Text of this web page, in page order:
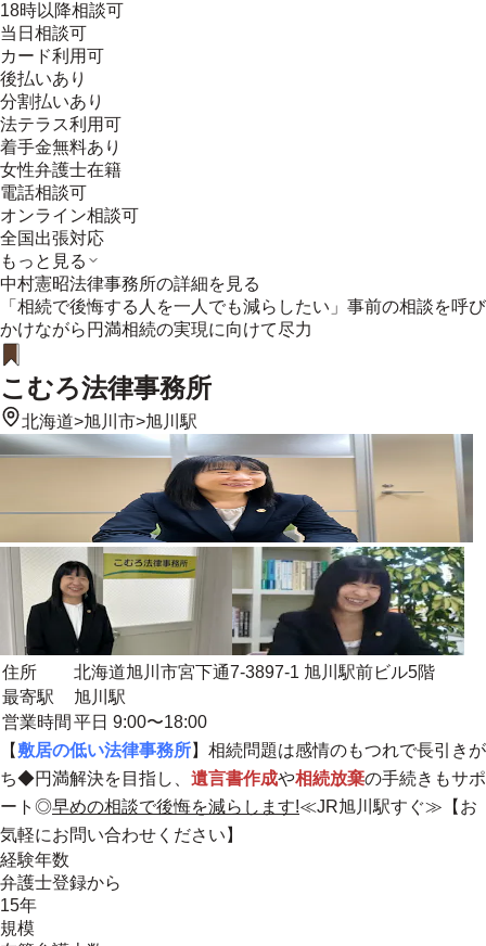
18時以降相談可
当日相談可
カード利用可
後払いあり
分割払いあり
法テラス利用可
着手金無料あり
女性弁護士在籍
電話相談可
オンライン相談可
全国出張対応
もっと見る
中村憲昭法律事務所の詳細を見る
「相続で後悔する人を一人でも減らしたい」事前の相談を呼び
かけながら円満相続の実現に向けて尽力
こむろ法律事務所
北海道>旭川市>旭川駅
住所
北海道旭川市宮下通7-3897-1 旭川駅前ビル5階
最寄駅
旭川駅
営業時間 平日 9:00〜18:00
【 敷居の低い法律事務所】相続問題は感情のもつれで長引きが
ち◆円満解決を目指し、 遺言書作成や相続放棄の手続きもサポ
ート◎早めの相談で後悔を減らします!≪JR旭川駅すぐ≫【お
気軽にお問い合わせください】
経験年数
弁護士登録から
15年
規模